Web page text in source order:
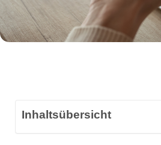
Inhaltsübersicht